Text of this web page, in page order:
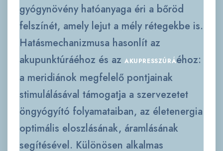
gyógynövény hatóanyaga éri a bőröd
felszínét, amely lejut a mély rétegekbe is.
Hatásmechanizmusa hasonlít az
akupunktúráéhoz és az AKUPRESSZÚRÁéhoz:
a meridiánok megfelelő pontjainak
stimulálásával támogatja a szervezetet
öngyógyító folyamataiban, az életenergia
optimális eloszlásának, áramlásának
segítésével. Különösen alkalmas